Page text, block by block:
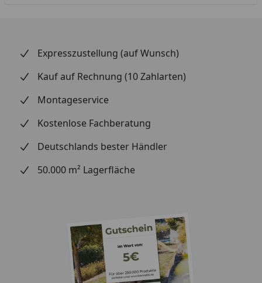
Expresszustellung (auf Wunsch)
Kauf auf Rechnung (10 Zahlarten)
Montageservice
Kostenlose Fachberatung
Deutschlands bester Händler
50.000 m² Lagerfläche